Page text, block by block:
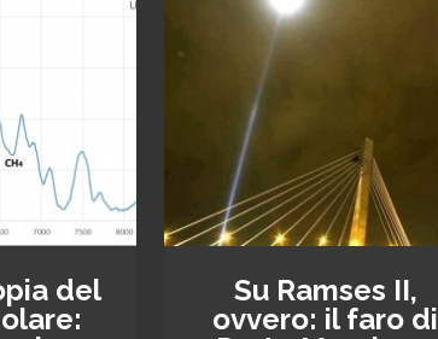
del
Su Ramses II,
ovvero: il faro di